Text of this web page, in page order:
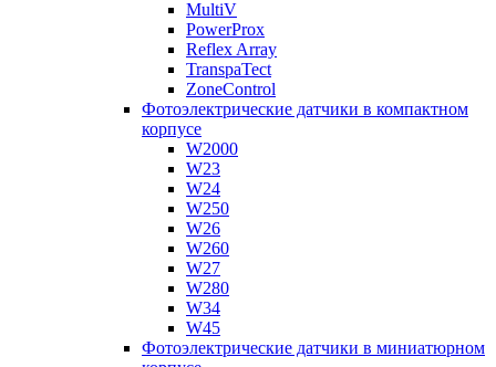
MultiV
PowerProx
Reflex Array
TranspaTect
ZoneControl
Фотоэлектрические датчики в компактном
корпусе
W2000
W23
W24
W250
W26
W260
W27
W280
W34
W45
Фотоэлектрические датчики в миниатюрном